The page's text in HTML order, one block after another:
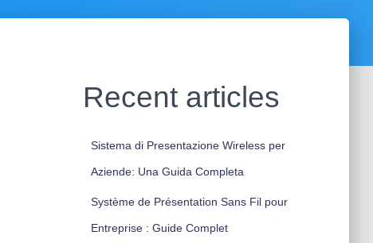
Recent articles
Sistema di Presentazione Wireless per
Aziende: Una Guida Completa
Système de Présentation Sans Fil pour
Entreprise : Guide Complet